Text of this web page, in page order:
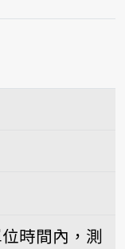
bān
時間內，測